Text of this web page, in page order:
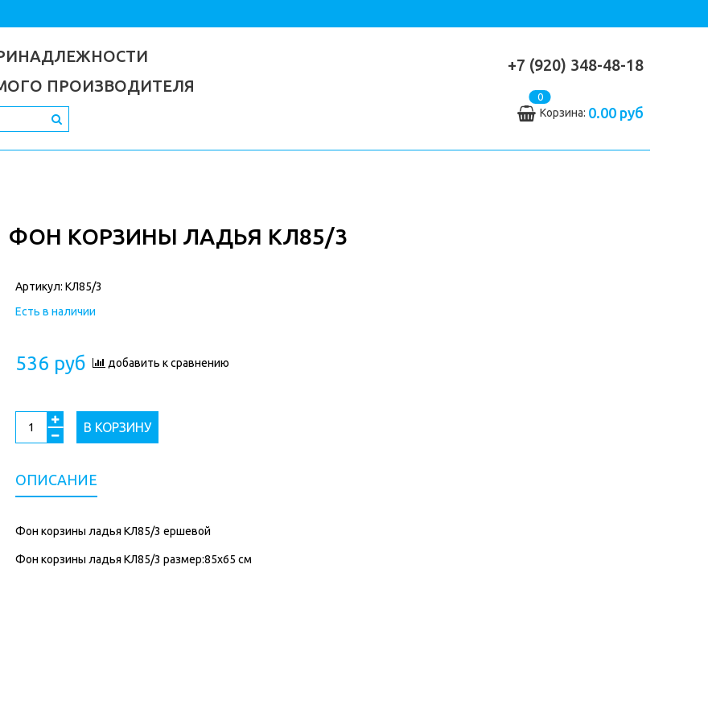
ПРОИЗВОДИТЕЛЯ
+7 (920) 348-48-18
0
Корзина: 0.00 руб
ФОН КОРЗИНЫ ЛАДЬЯ КЛ85/3
Артикул: КЛ85/3
Есть в наличии
536 руб добавить к сравнению
В КОРЗИНУ
ОПИСАНИЕ
Фон корзины ладья КЛ85/3 ершевой
Фон корзины ладья КЛ85/3 размер:85х65 см